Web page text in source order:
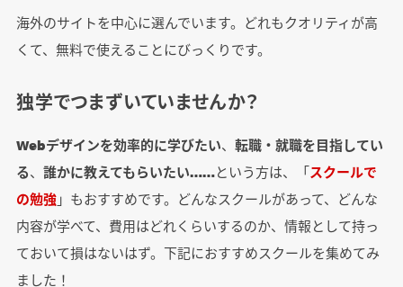
海外のサイトを中心に選んでいます。どれもクオリティが高
くて、無料で使えることにびっくりです。
独学でつまずいていませんか？
Webデザインを効率的に学びたい、 転職・就職を目指してい
る、 誰かに教えてもらいたい……という方は、「スクールで
の勉強」もおすすめです。どんなスクールがあって、どんな
内容が学べて、費用はどれくらいするのか、情報として持っ
ておいて損はないはず。下記におすすめスクールを集めてみ
ました！